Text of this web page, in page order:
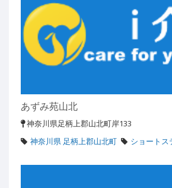
あずみ苑山北
神奈川県足柄上郡山北町岸133
神奈川県 足柄上郡山北町
ショートス